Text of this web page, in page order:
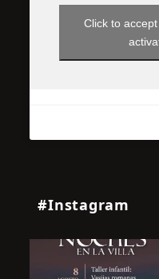
Click to
#Instagram